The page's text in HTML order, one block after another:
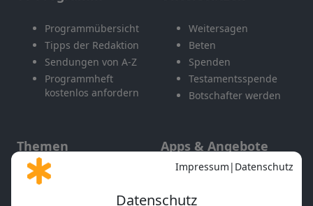
Programmübersicht
Tipps der Redaktion
Sendungen von A-Z
Programmheft
kostenlos anfordern
Weitersagen
Beten
Spenden
Testamentsspende
Botschafter werden
Themen
Gott und Bibel erklärt
Apps & Angebote
Mobile App